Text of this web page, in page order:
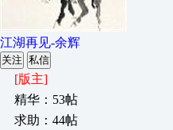
江湖再见-余辉
关注 私信
[版主]
精华：53帖
求助：44帖